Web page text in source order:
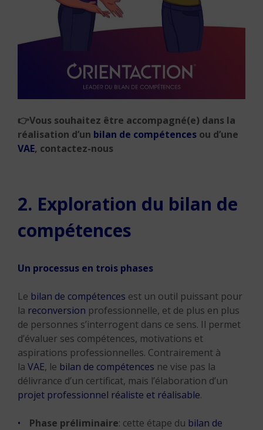
👉Vous souhaitez être accompagné(e) dans la
réalisation d’un bilan de compétences ou d’une
VAE, contactez-nous
2. Exploration du bilan de
compétences
Un processus en trois phases
Le bilan de compétences est un outil puissant pour
la reconversion professionnelle, et de plus en plus
de personnes s’interrogent dans ce sens. Il permet
d’évaluer ses compétences, motivations et
aspirations professionnelles. Contrairement à
la VAE, le bilan de compétences ne vise pas la
délivrance d’un certificat, mais l’élaboration d’un
projet professionnel réaliste et réalisable.
Phase préliminaire: cette étape du bilan de